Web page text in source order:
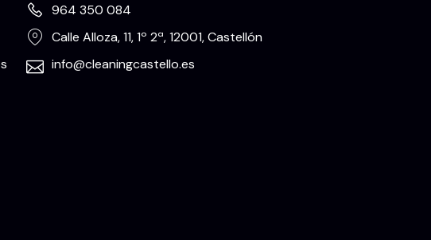
964 350 084
Calle Alloza, 11, 1º 2ª, 12001, Castellón
info@cleaningcastello.es